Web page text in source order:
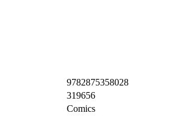
9782875358028
319656
Comics